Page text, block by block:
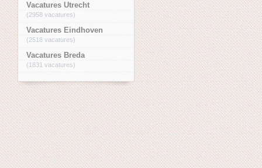
Vacatures Utrecht
(2958 vacatures)
Vacatures Eindhoven
(2518 vacatures)
Vacatures Breda
(1831 vacatures)